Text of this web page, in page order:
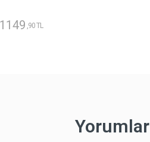
1149 ,90 TL
Yorumlar